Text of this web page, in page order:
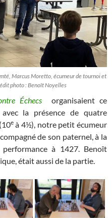
Marcus Moretto, écumeur de tournoi et
photo : Benoît Noyelles
Échecs
organisaient ce
la présence de quatre
eà 4½), notre petit écumeur
de son paternel, à la
à 1427. Benoît
était aussi de la partie.